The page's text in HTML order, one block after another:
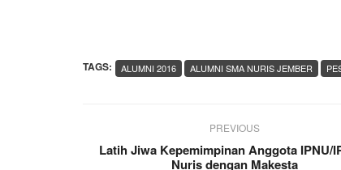
TAGS: ALUMNI 2016 ALUMNI SMA NURIS JEMBER
PREVIOUS
Latih Jiwa Kepemimpinan Anggota IPNU/
Nuris dengan Makesta